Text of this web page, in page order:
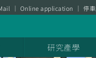
Online application 停
研究產學